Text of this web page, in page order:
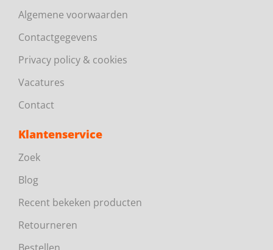
Algemene voorwaarden
Contactgegevens
Privacy policy & cookies
Vacatures
Contact
Klantenservice
Zoek
Blog
Recent bekeken producten
Retourneren